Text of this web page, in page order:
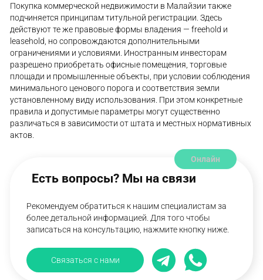
Покупка коммерческой недвижимости в Малайзии также
подчиняется принципам титульной регистрации. Здесь
действуют те же правовые формы владения — freehold и
leasehold, но сопровождаются дополнительными
ограничениями и условиями. Иностранным инвесторам
разрешено приобретать офисные помещения, торговые
площади и промышленные объекты, при условии соблюдения
минимального ценового порога и соответствия земли
установленному виду использования. При этом конкретные
правила и допустимые параметры могут существенно
различаться в зависимости от штата и местных нормативных
актов.
Есть вопросы? Мы на связи
Рекомендуем обратиться к нашим специалистам за
более детальной информацией. Для того чтобы
записаться на консультацию, нажмите кнопку ниже.
Связаться с нами
Онлайн